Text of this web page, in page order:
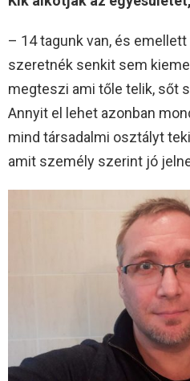
– 14 tagunk van, és
szeretnék senkit sem
megteszi ami tőle telik, sőt
Annyit el lehet azonban
mind társadalmi osztályt
amit személy szerint jó